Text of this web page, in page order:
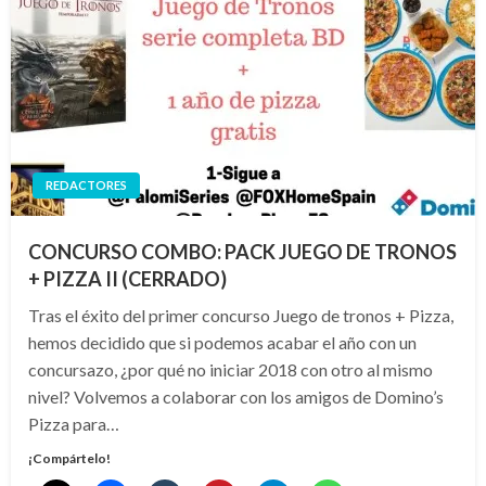
REDACTORES
CONCURSO COMBO: PACK JUEGO DE TRONOS
+ PIZZA II (CERRADO)
Tras el éxito del primer concurso Juego de tronos + Pizza,
hemos decidido que si podemos acabar el año con un
concursazo, ¿por qué no iniciar 2018 con otro al mismo
nivel? Volvemos a colaborar con los amigos de Domino’s
Pizza para…
¡Compártelo!